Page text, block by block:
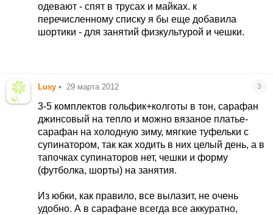
одевают - спят в трусах и майках. к
перечисленному списку я бы еще добавила
шортики - для занятий физкультурой и чешки.
Lusy • 29 марта 2012 3
3-5 комплектов гольфик+колготы в тон, сарафан
джинсовый на тепло и можно вязаное платье-
сарафан на холодную зиму, мягкие туфельки с
супинатором, так как ходить в них целый день, а в
тапочках супинаторов нет, чешки и форму
(футболка, шорты) на занятия.
Из юбки, как правило, все вылазит, не очень
удобно. А в сарафане всегда все аккуратно,